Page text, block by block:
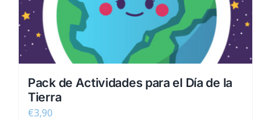
Pack de Actividades para el Día de la
Tierra
€3,90